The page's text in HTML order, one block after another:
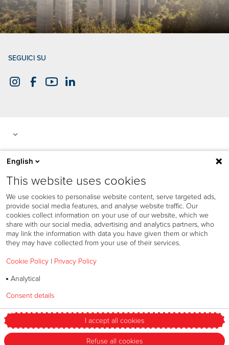
SEGUICI SU
Modificare le mie preferenze
English
This website uses cookies
We use cookies to personalise website content, serve targeted ads,
provide social media features, and analyse website traffic. Our
cookies collect information on your use of our website, which we
share with our social media, advertising and analytics partners, who
may link the information with data you have given them or which
they may have collected from your use of their services.
Cookie Policy | Privacy Policy
Analytical
I accept all cookies
Refuse all cookies
Consent details